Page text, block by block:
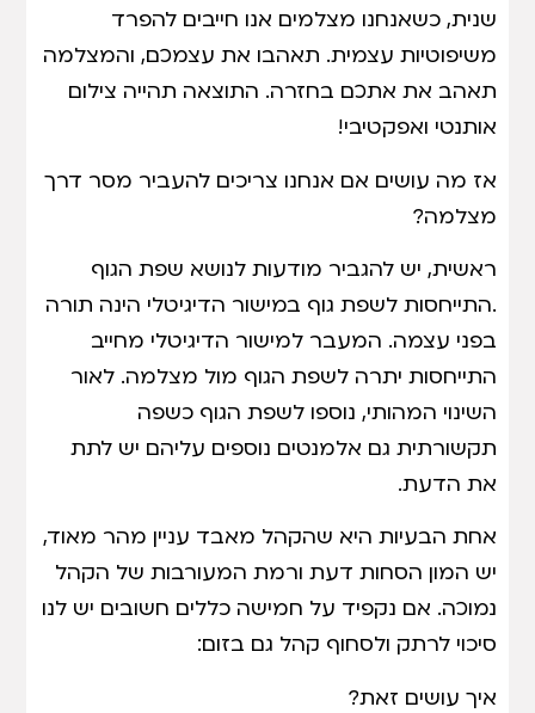
שנית, כשאנחנו מצלמים אנו חייבים להפרד
משיפוטיות עצמית. תאהבו את עצמכם, והמצלמה
תאהב את אתכם בחזרה. התוצאה תהייה צילום
אותנטי ואפקטיבי!
אז מה עושים אם אנחנו צריכים להעביר מסר דרך
מצלמה?
ראשית, יש להגביר מודעות לנושא שפת הגוף
.התייחסות לשפת גוף במישור הדיגיטלי הינה תורה
בפני עצמה. המעבר למישור הדיגיטלי מחייב
התייחסות יתרה לשפת הגוף מול מצלמה. לאור
השינוי המהותי, נוספו לשפת הגוף כשפה
תקשורתית גם אלמנטים נוספים עליהם יש לתת
את הדעת.
אחת הבעיות היא שהקהל מאבד עניין מהר מאוד,
יש המון הסחות דעת ורמת המעורבות של הקהל
נמוכה. אם נקפיד על חמישה כללים חשובים יש לנו
סיכוי לרתק ולסחוף קהל גם בזום:
איך עושים זאת?